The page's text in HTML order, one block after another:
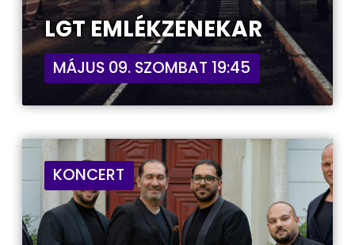
LGT EMLÉKZENEKAR
MÁJUS 09. SZOMBAT 19:45
KONCERT